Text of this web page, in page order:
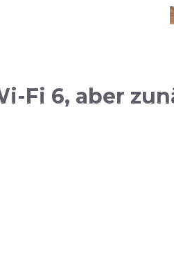
Fi 6, aber